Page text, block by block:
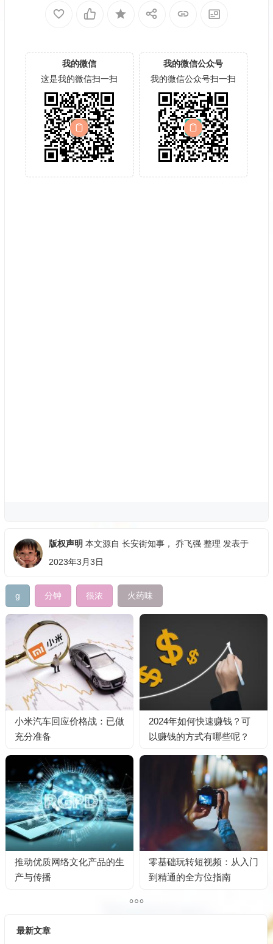
我的微信
这是我的微信扫一扫
我的微信公众号
我的微信公众号扫一扫
版权声明 本文源自 长安街知事， 乔飞强 整理 发表于
2023年3月3日
g 分钟 很浓 火药味
小米汽车回应价格战：已做
充分准备
2024年如何快速赚钱？可
以赚钱的方式有哪些呢？
推动优质网络文化产品的生
产与传播
零基础玩转短视频：从入门
到精通的全方位指南
最新文章